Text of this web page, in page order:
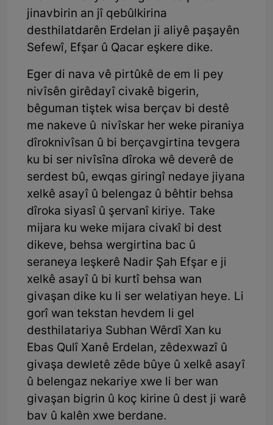
jinavbirin an jî qebûlkirina
desthilatdarên Erdelan ji aliyê paşayên
Sefewî, Efşar û Qacar eşkere dike.
Eger di nava vê pirtûkê de em li pey
nivîsên girêdayî civakê bigerin,
bêguman tiştek wisa berçav bi destê
me nakeve û nivîskar her weke piraniya
dîroknivîsan û bi berçavgirtina tevgera
ku bi ser nivîsîna dîroka wê deverê de
serdest bû, ewqas giringî nedaye jiyana
xelkê asayî û belengaz û bêhtir behsa
dîroka siyasî û şervanî kiriye. Take
mijara ku weke mijara civakî bi dest
dikeve, behsa wergirtina bac û
seraneya leşkerê Nadir Şah Efşar e ji
xelkê asayî û bi kurtî behsa wan
givaşan dike ku li ser welatiyan heye. Li
gorî wan tekstan hevdem li gel
desthilatariya Subhan Wêrdî Xan ku
Ebas Qulî Xan ê Erdelan, zêdexwazî û
givaşa dewletê zêde bûye û xelkê asayî
û belengaz nekariye xwe li ber wan
givaşan bigrin û koç kirine û dest ji warê
bav û kalên xwe berdane.